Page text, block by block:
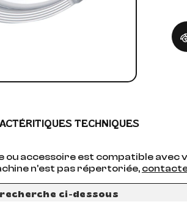
TECHNIQUES
ou accessoire est compatible avec
n'est pas répertoriée,
ci-dessous